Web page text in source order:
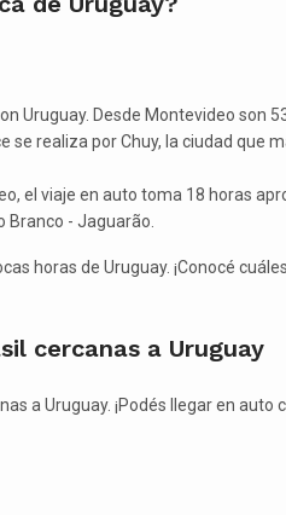
Uruguay. Desde Montevideo son
se realiza por Chuy, la ciudad que
el viaje en auto toma 18 horas
Branco - Jaguarão.
horas de Uruguay. ¡Conocé
cercanas a Uruguay
a Uruguay. ¡Podés llegar en auto